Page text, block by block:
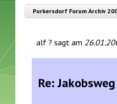
Purkersdorf Forum Archiv
alf ? sagt am
Re: